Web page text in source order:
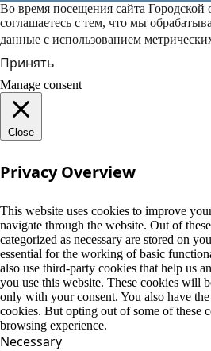
Во время посещения сайта
соглашаетесь с тем, что мы
данные с использованием
Принять
Manage consent
Close
Privacy Overview
This website uses cookies to improve
navigate through the website. Out of
categorized as necessary are stored on
essential for the working of basic
also use third-party cookies that help us
you use this website. These cookies will
only with your consent. You also have
cookies. But opting out of some of these
browsing experience.
Necessary